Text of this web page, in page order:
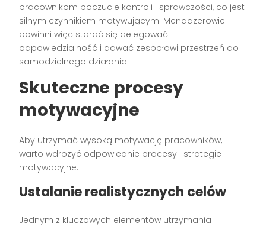
pracownikom poczucie kontroli i sprawczości, co jest
silnym czynnikiem motywującym. Menadżerowie
powinni więc starać się delegować
odpowiedzialność i dawać zespołowi przestrzeń do
samodzielnego działania.
Skuteczne procesy
motywacyjne
Aby utrzymać wysoką motywację pracowników,
warto wdrożyć odpowiednie procesy i strategie
motywacyjne.
Ustalanie realistycznych celów
Jednym z kluczowych elementów utrzymania